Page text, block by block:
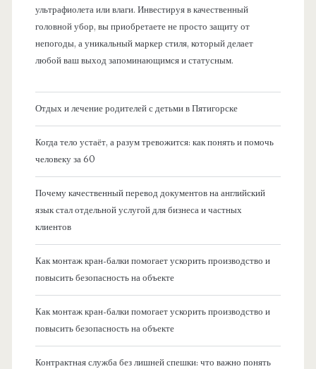
ультрафиолета или влаги. Инвестируя в качественный
головной убор, вы приобретаете не просто защиту от
непогоды, а уникальный маркер стиля, который делает
любой ваш выход запоминающимся и статусным.
Отдых и лечение родителей с детьми в Пятигорске
Когда тело устаёт, а разум тревожится: как понять и помочь
человеку за 60
Почему качественный перевод документов на английский
язык стал отдельной услугой для бизнеса и частных
клиентов
Как монтаж кран-балки помогает ускорить производство и
повысить безопасность на объекте
Как монтаж кран-балки помогает ускорить производство и
повысить безопасность на объекте
Контрактная служба без лишней спешки: что важно понять